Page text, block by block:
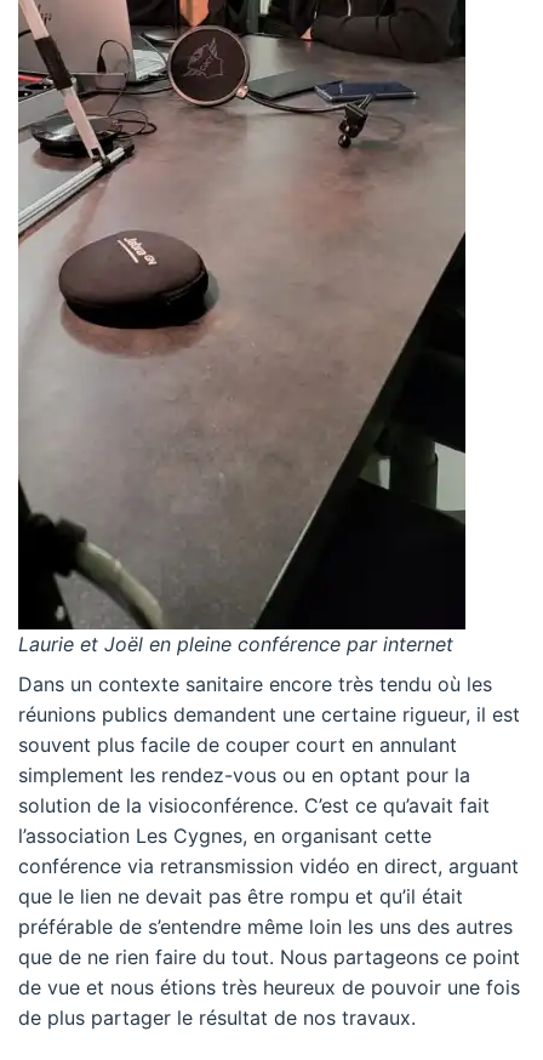
Laurie et Joël en pleine conférence par internet
Dans un contexte sanitaire encore très tendu où les
réunions publics demandent une certaine rigueur, il est
souvent plus facile de couper court en annulant
simplement les rendez-vous ou en optant pour la
solution de la visioconférence. C’est ce qu’avait fait
l’association Les Cygnes, en organisant cette
conférence via retransmission vidéo en direct, arguant
que le lien ne devait pas être rompu et qu’il était
préférable de s’entendre même loin les uns des autres
que de ne rien faire du tout. Nous partageons ce point
de vue et nous étions très heureux de pouvoir une fois
de plus partager le résultat de nos travaux.